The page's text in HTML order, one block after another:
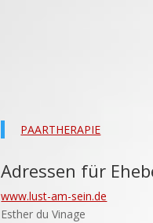
PAARTHERAPIE
Adressen für
www.lust-am-sein.de
Esther du Vinage